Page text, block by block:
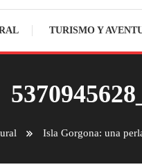
TURISMO Y
Isla Gorgona: una